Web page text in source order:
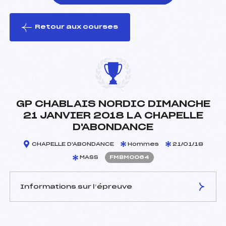
le ski
Retour aux courses
GP CHABLAIS NORDIC DIMANCHE
21 JANVIER 2018 LA CHAPELLE
D'ABONDANCE
CHAPELLE D'ABONDANCE Hommes 21/01/18
MASS FMBM0064
Informations sur l’épreuve